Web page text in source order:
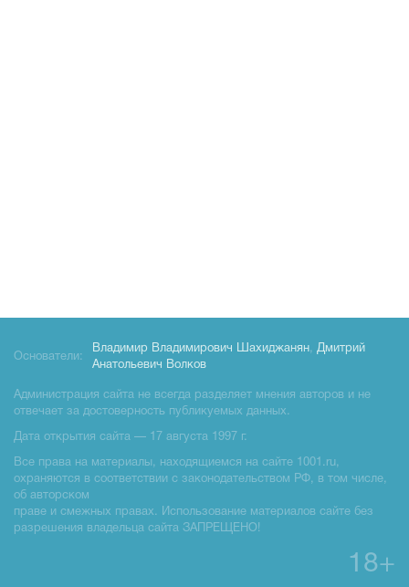
Основатели:
Владимир Владимирович Шахиджанян, Дмитрий
Анатольевич Волков
Администрация сайта не всегда разделяет мнения авторов и не
отвечает за достоверность публикуемых данных.
Дата открытия сайта — 17 августа 1997 г.
Все права на материалы, находящиемся на сайте 1001.ru,
охраняются в соответствии с законодательством РФ, в том числе,
об авторском
праве и смежных правах. Использование материалов сайте без
разрешения владельца сайта ЗАПРЕЩЕНО!
18+